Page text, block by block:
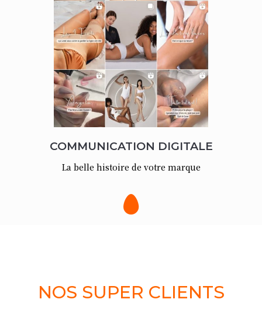
COMMUNICATION DIGITALE
La belle histoire de votre marque

NOS SUPER CLIENTS